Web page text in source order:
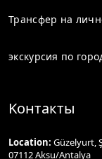
Трансфер на
экскурсия по
Kонтакты
Location: Güzelyurt,
07112 Aksu/Antalya